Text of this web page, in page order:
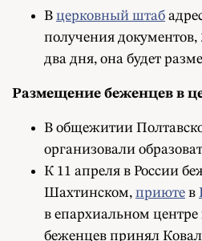
В церковный штаб
получения
два дня, она будет
Размещение беженцев в
В общежитии
организовали
К 11 апреля в России
Шахтинском, приюте в
в епархиальном
беженцев принял